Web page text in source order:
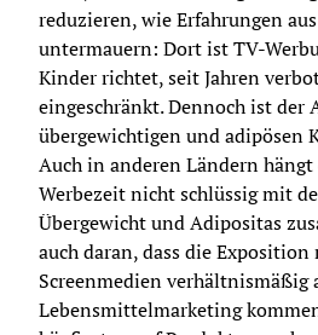
reduzieren, wie Erfahrungen
untermauern: Dort ist TV-
Kinder richtet, seit Jahren
eingeschränkt. Dennoch ist der
übergewichtigen und adipösen
Auch in anderen Ländern
Werbezeit nicht schlüssig mit
Übergewicht und Adipositas
auch daran, dass die Exposition
Screenmedien
Lebensmittelmarketing